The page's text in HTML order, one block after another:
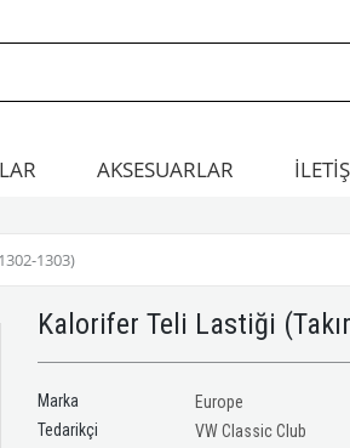
AKSESUARLAR
1303)
Kalorifer Teli Lastiği
Marka
Europe
Tedarikçi
VW Classic Club